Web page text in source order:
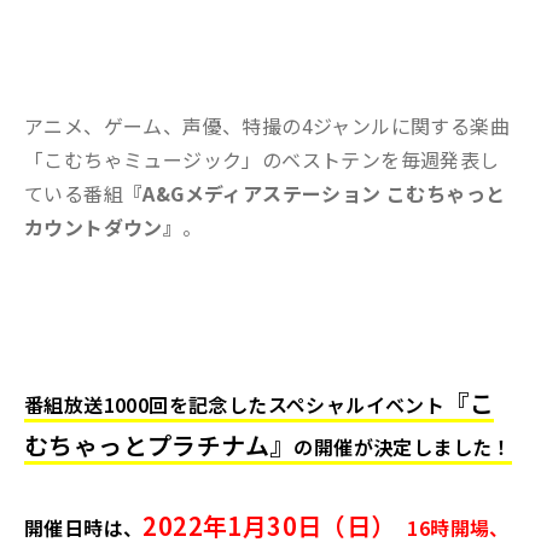
アニメ、ゲーム、声優、特撮の4ジャンルに関する楽曲
「こむちゃミュージック」のベストテンを毎週発表し
ている番組 『A&Gメディアステーション こむちゃっと
カウントダウン』 。
番組放送1000回を記念したスペシャルイベント 『こ
むちゃっとプラチナム』 の開催が決定しました！
開催日時は、 2022年1月30日（日）
16時開場、